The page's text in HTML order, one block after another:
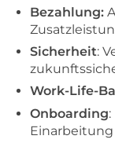
Bezahlung:
Sicherheit:
Work-Life-
Onboarding
Einarbeitung